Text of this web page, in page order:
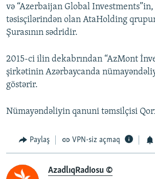
və “Azerbaijan Global
təsisçilərindən olan AtaHolding
Şurasının sədridir.
2015-ci ilin dekabrından “AzMont
şirkətinin Azərbaycanda
göstərir.
Nümayəndəliyin qanuni təmsilçisi
Paylaş VPN-siz açmaq
AzadlıqRadiosu ©